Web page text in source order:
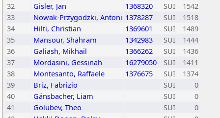
32
Gisler, Jan 1368320 SUI
1542
33
Nowak-Przygodzki, Antoni 1378287 SUI
1518
34
Hilti, Christian 1369601 SUI
1489
35
Mansour, Shahram 1342983 SUI
1444
36
Galiash, Mikhail 1366262 SUI
1436
37
Mordasini, Gessinah 16279050 SUI
1411
38
Montesanto, Raffaele 1376675 SUI
1374
39
Briz, Fabrizio SUI
0
40
Gänsbacher, Liam SUI
0
41
Golubev, Theo SUI
0